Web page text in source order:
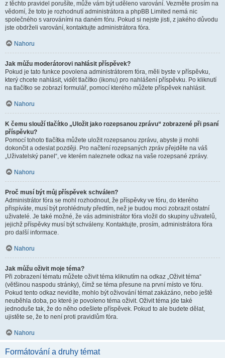
z těchto pravidel porušíte, může vám být uděleno varování. Vezměte prosím na
vědomí, že toto je rozhodnutí administrátora a phpBB Limited nemá nic
společného s varováními na daném fóru. Pokud si nejste jisti, z jakého důvodu
jste obdrželi varování, kontaktujte administrátora fóra.
Nahoru
Jak můžu moderátorovi nahlásit příspěvek?
Pokud je tato funkce povolena administrátorem fóra, měli byste v příspěvku,
který chcete nahlásit, vidět tlačítko (ikonu) pro nahlášení příspěvku. Po kliknutí
na tlačítko se zobrazí formulář, pomocí kterého můžete příspěvek nahlásit.
Nahoru
K čemu slouží tlačítko „Uložit jako rozepsanou zprávu“ zobrazené při psaní
příspěvku?
Pomocí tohoto tlačítka můžete uložit rozepsanou zprávu, abyste ji mohli
dokončit a odeslat později. Pro načtení rozepsaných zpráv přejděte na váš
„Uživatelský panel“, ve kterém naleznete odkaz na vaše rozepsané zprávy.
Nahoru
Proč musí být můj příspěvek schválen?
Administrátor fóra se mohl rozhodnout, že příspěvky ve fóru, do kterého
přispíváte, musí být prohlédnuty předtím, než je budou moci zobrazit ostatní
uživatelé. Je také možné, že vás administrátor fóra vložil do skupiny uživatelů,
jejichž příspěvky musí být schváleny. Kontaktujte, prosím, administrátora fóra
pro další informace.
Nahoru
Jak můžu oživit moje téma?
Při zobrazení tématu můžete oživit téma kliknutím na odkaz „Oživit téma“
(většinou naspodu stránky), čímž se téma přesune na první místo ve fóru.
Pokud tento odkaz nevidíte, mohlo být oživování témat zakázáno, nebo ještě
neuběhla doba, po které je povoleno téma oživit. Oživit téma jde také
jednoduše tak, že do něho odešlete příspěvek. Pokud to ale budete dělat,
ujistěte se, že to není proti pravidlům fóra.
Nahoru
Formátování a druhy témat